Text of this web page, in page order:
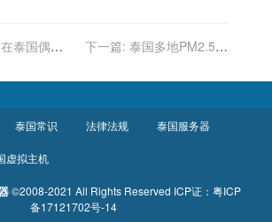
泰国偶遇
到
下一篇: 泰国多地PM2.5超
泰国常识 法律法规 泰国服务器
虚拟主机
©2008-2021 All Rights Reserved ICP证： 粤ICP
备17121702号-14